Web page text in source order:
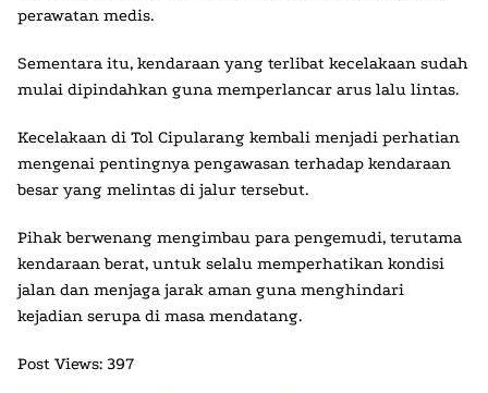
perawatan medis.
Sementara itu, kendaraan yang terlibat kecelakaan sudah
mulai dipindahkan guna memperlancar arus lalu lintas.
Kecelakaan di Tol Cipularang kembali menjadi perhatian
mengenai pentingnya pengawasan terhadap kendaraan
besar yang melintas di jalur tersebut.
Pihak berwenang mengimbau para pengemudi, terutama
kendaraan berat, untuk selalu memperhatikan kondisi
jalan dan menjaga jarak aman guna menghindari
kejadian serupa di masa mendatang.
Post Views: 397